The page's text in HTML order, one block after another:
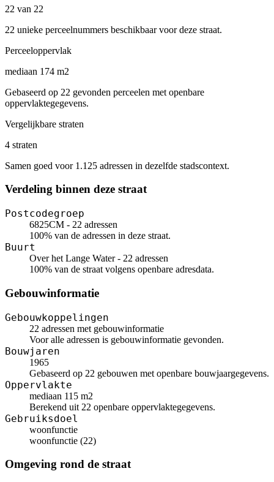
22 van 22
22 unieke perceelnummers beschikbaar voor deze straat.
Perceeloppervlak
mediaan 174 m2
Gebaseerd op 22 gevonden perceelen met openbare
oppervlaktegegevens.
Vergelijkbare straten
4 straten
Samen goed voor 1.125 adressen in dezelfde stadscontext.
Verdeling binnen deze straat
Postcodegroep
6825CM - 22 adressen
100% van de adressen in deze straat.
Buurt
Over het Lange Water - 22 adressen
100% van de straat volgens openbare adresdata.
Gebouwinformatie
Gebouwkoppelingen
22 adressen met gebouwinformatie
Voor alle adressen is gebouwinformatie gevonden.
Bouwjaren
1965
Gebaseerd op 22 gebouwen met openbare bouwjaargegevens.
Oppervlakte
mediaan 115 m2
Berekend uit 22 openbare oppervlaktegegevens.
Gebruiksdoel
woonfunctie
woonfunctie (22)
Omgeving rond de straat